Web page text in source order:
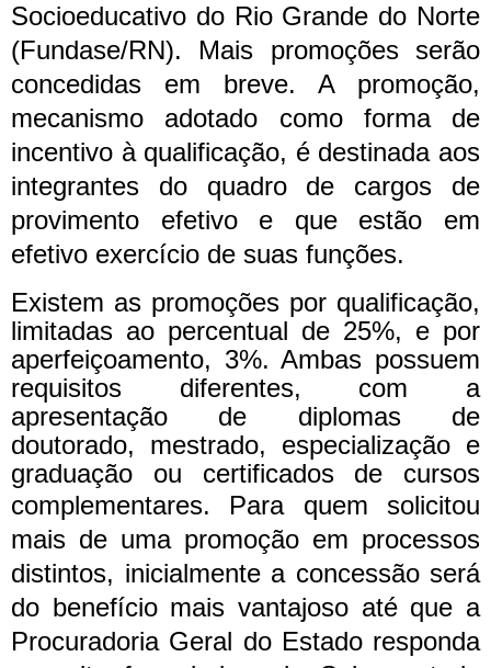
Socioeducativo do Rio Grande do Norte
(Fundase/RN). Mais promoções serão
concedidas em breve.A promoção,
mecanismo adotado como forma de
incentivo à qualificação, é destinada aos
integrantes do quadro de cargos de
provimento efetivo e que estão em
efetivo exercício de suas funções.
Existem as promoções por qualificação,
limitadas ao percentual de 25%, e por
aperfeiçoamento, 3%. Ambas possuem
requisitos diferentes, com a
apresentação de diplomas de
doutorado, mestrado, especialização e
graduação ou certificados de cursos
complementares. Para quem solicitou
mais de uma promoção em processos
distintos, inicialmente a concessão será
do benefício mais vantajoso até que a
Procuradoria Geral do Estado responda